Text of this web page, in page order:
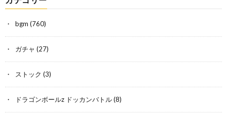
bgm (760)
ガチャ (27)
ストック (3)
ドラゴンボールz ドッカンバトル(8)